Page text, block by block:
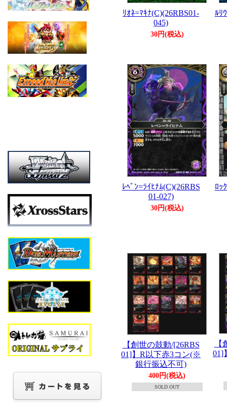
ﾘｵﾈ=ﾏｷﾅ(C)(26RBS01-
045)
30円(税込)
ﾙﾘ
ﾚﾍﾞﾝ=ﾗｲﾋﾅﾑ(C)(26RBS
01-027)
30円(税込)
ﾛｯ
【創世の鼓動/[26RBS
01]】R以下赤3コン(※
銀行振込不可)
400円(税込)
SOLD OUT
01]